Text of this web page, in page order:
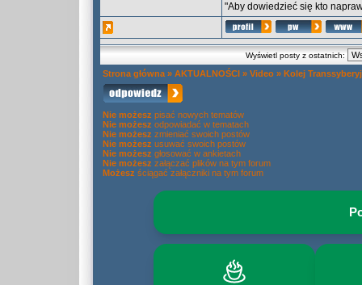
"Aby dowiedzieć się kto
Wyświetl posty z ostatnich:
Strona główna » AKTUALNOŚCI » Video » Kolej
Nie możesz pisać nowych tematów
Nie możesz odpowiadać w tematach
Nie możesz zmieniać swoich postów
Nie możesz usuwać swoich postów
Nie możesz głosować w ankietach
Nie możesz załączać plików na tym forum
Możesz ściągać załączniki na tym forum